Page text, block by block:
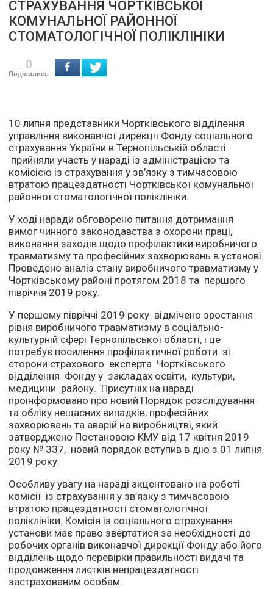
СТРАХУВАННЯ ЧОРТКІВСЬКОЇ
КОМУНАЛЬНОЇ РАЙОННОЇ
СТОМАТОЛОГІЧНОЇ ПОЛІКЛІНІКИ
0
Поділились
10 липня представники Чортківського відділення
управління виконавчої дирекції Фонду соціального
страхування України в Тернопільській області
прийняли участь у нараді із адміністрацією та
комісією із страхування у зв’язку з тимчасовою
втратою працездатності Чортківської комунальної
районної стоматологічної поліклініки.
У ході наради обговорено питання дотримання
вимог чинного законодавства з охорони праці,
виконання заходів щодо профілактики виробничого
травматизму та професійних захворювань в установі.
Проведено аналіз стану виробничого травматизму у
Чортківському районі протягом 2018 та першого
півріччя 2019 року.
У першому півріччі 2019 року відмічено зростання
рівня виробничого травматизму в соціально-
культурній сфері Тернопільської області, і це
потребує посилення профілактичної роботи зі
сторони страхового експерта Чортківського
відділення Фонду у закладах освіти, культури,
медицини району. Присутніх на нараді
проінформовано про новий Порядок розслідування
та обліку нещасних випадків, професійних
захворювань та аварій на виробництві, який
затверджено Постановою КМУ від 17 квітня 2019
року № 337, новий порядок вступив в дію з 01 липня
2019 року.
Особливу увагу на нараді акцентовано на роботі
комісії із страхування у зв’язку з тимчасовою
втратою працездатності стоматологічної
поліклініки. Комісія із соціального страхування
установи має право звертатися за необхідності до
робочих органів виконавчої дирекції Фонду або його
відділень щодо перевірки правильності видачі та
продовження листків непрацездатності
застрахованим особам.